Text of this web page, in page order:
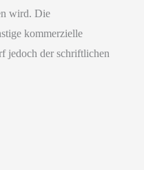
wird. Die
kommerzielle
jedoch der schriftlichen